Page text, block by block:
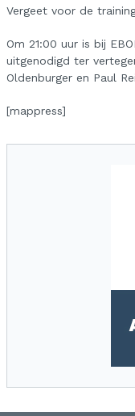
Vergeet voor de
Om 21:00 uur is bij
uitgenodigd ter
Oldenburger en Paul
[mappress]